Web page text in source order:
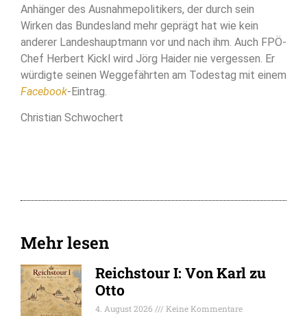
Anhänger des Ausnahmepolitikers, der durch sein
Wirken das Bundesland mehr geprägt hat wie kein
anderer Landeshauptmann vor und nach ihm. Auch FPÖ-
Chef Herbert Kickl wird Jörg Haider nie vergessen. Er
würdigte seinen Weggefährten am Todestag mit einem
Facebook-Eintrag.
Christian Schwochert
Mehr lesen
Reichstour I: Von Karl zu
Otto
4. August 2026
Keine Kommentare